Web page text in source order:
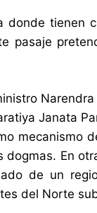
tienen
pasaje
Janata
mecanismo
En
de un
del Norte